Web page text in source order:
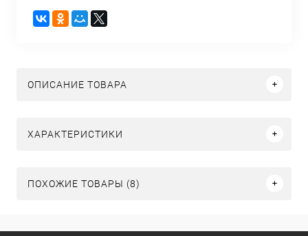
ОПИСАНИЕ ТОВАРА
ХАРАКТЕРИСТИКИ
ПОХОЖИЕ ТОВАРЫ (8)